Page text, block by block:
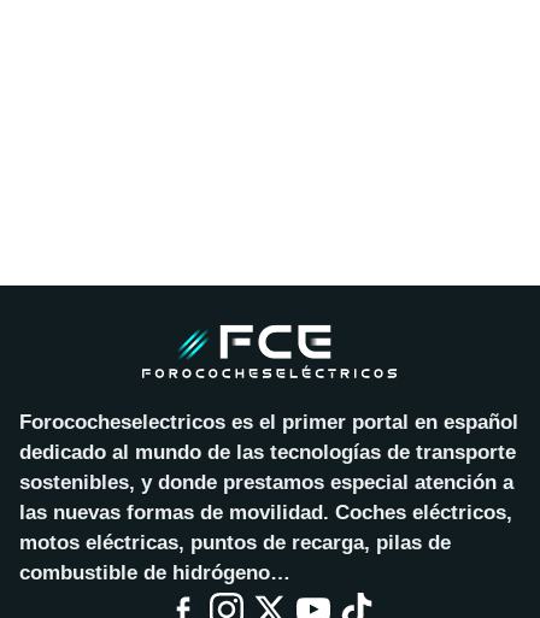
Forococheselectricos es el primer portal en español
dedicado al mundo de las tecnologías de transporte
sostenibles, y donde prestamos especial atención a
las nuevas formas de movilidad. Coches eléctricos,
motos eléctricas, puntos de recarga, pilas de
combustible de hidrógeno…